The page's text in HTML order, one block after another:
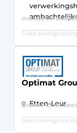
OVERIGE
Geen overige
Optimat
Etten-Leur
OVERIGE
Geen overige